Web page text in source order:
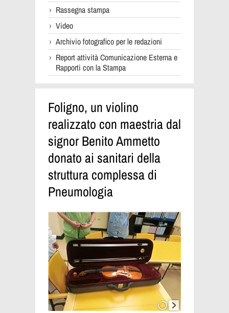
Rassegna stampa
Video
Archivio fotografico per le redazioni
Report attività Comunicazione Esterna e
Rapporti con la Stampa
Foligno, un violino
realizzato con maestria dal
signor Benito Ammetto
donato ai sanitari della
struttura complessa di
Pneumologia